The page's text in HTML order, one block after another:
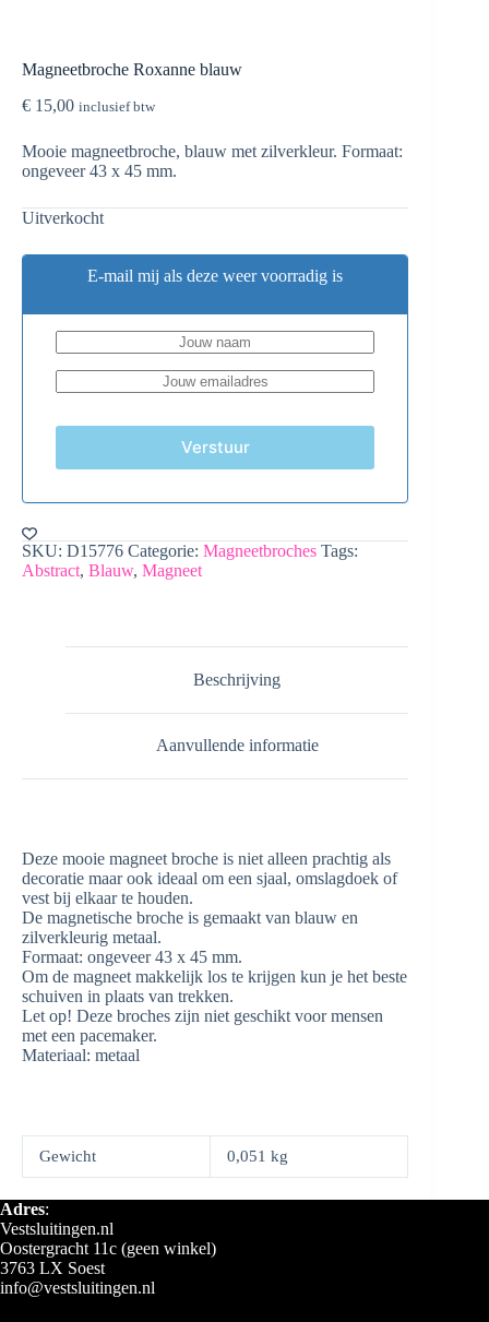
Magneetbroche Roxanne blauw
€ 15,00 inclusief btw
Mooie magneetbroche, blauw met zilverkleur. Formaat:
ongeveer 43 x 45 mm.
Uitverkocht
E-mail mij als deze weer voorradig is
Verstuur
SKU: D15776 Categorie: Magneetbroches Tags:
Abstract, Blauw, Magneet
Beschrijving
Aanvullende informatie
Deze mooie magneet broche is niet alleen prachtig als
decoratie maar ook ideaal om een sjaal, omslagdoek of
vest bij elkaar te houden.
De magnetische broche is gemaakt van blauw en
zilverkleurig metaal.
Formaat: ongeveer 43 x 45 mm.
Om de magneet makkelijk los te krijgen kun je het beste
schuiven in plaats van trekken.
Let op! Deze broches zijn niet geschikt voor mensen
met een pacemaker.
Materiaal: metaal
Gewicht 0,051 kg
Adres:
Vestsluitingen.nl
Oostergracht 11c (geen winkel)
3763 LX Soest
info@vestsluitingen.nl